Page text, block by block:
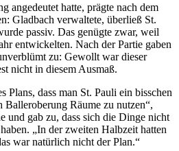
angedeutet hatte, prägte nach dem
Gladbach verwaltete, überließ St.
passiv. Das genügte zwar, weil
entwickelten. Nach der Partie gaben
zu: Gewollt war dieser
nicht in diesem Ausmaß.
Plans, dass man St. Pauli ein bisschen
Balleroberung Räume zu nutzen“,
und gab zu, dass sich die Dinge nicht
„In der zweiten Halbzeit hatten
war natürlich nicht der Plan.“